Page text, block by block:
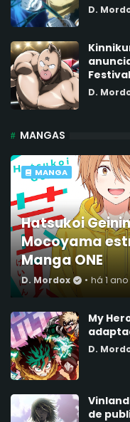
D.
D.
MANGAS
MANGA
Hatsukoi
Mocoyama
Manga ONE
D. Mordox • há 1 ano
My
D.
de